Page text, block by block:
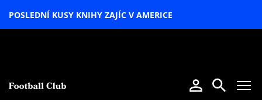
POSLEDNÍ KUSY KNIHY ZAJÍC V AMERICE